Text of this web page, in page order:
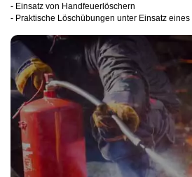
- Einsatz von Handfeuerlöschern
- Praktische Löschübungen unter Einsatz